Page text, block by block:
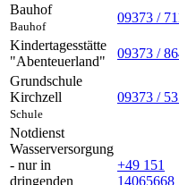
Bauhof
Bauhof
09373 /
Kindertagesstätte
"Abenteuerland"
09373 /
Grundschule
Kirchzell
Schule
09373 /
Notdienst
Wasserversorgung
- nur in
dringenden
+49 151
14065668